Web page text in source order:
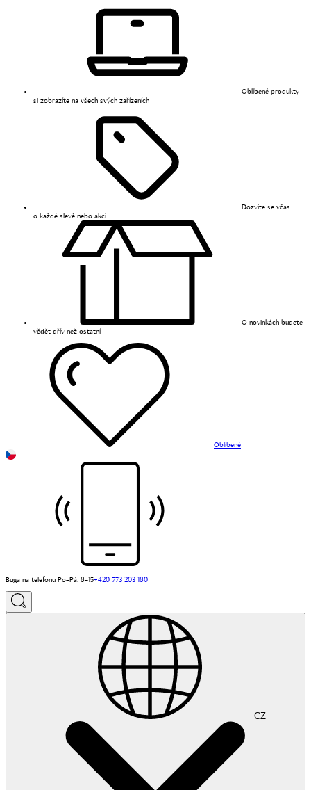
Oblíbené produkty
si zobrazíte na všech svých zařízeních
Dozvíte se včas
o každé slevě nebo akci
O novinkách budete
vědět dřív než ostatní
Oblíbené
Buga na telefonu Po–Pá: 8–15+420 773 203 180
CZ